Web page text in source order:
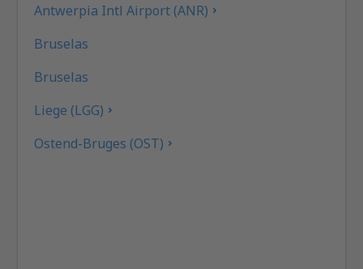
Antwerpia Intl Airport (ANR)
Bruselas
Bruselas
Liege (LGG)
Ostend-Bruges (OST)